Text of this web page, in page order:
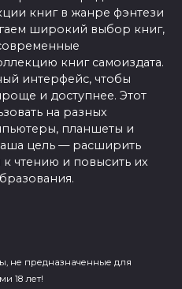
книг в жанре фэнтези
широкий выбор книг,
книг самоиздата.
интерфейс, чтобы
и доступнее. Этот
на разных
планшеты и
цель — расширить
чтению и повысить их
не предназначенные для
18 лет!